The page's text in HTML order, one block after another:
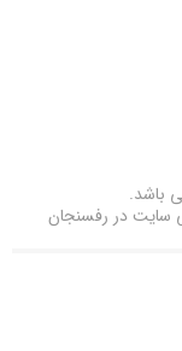
باشد.
سایت در رفسنجان